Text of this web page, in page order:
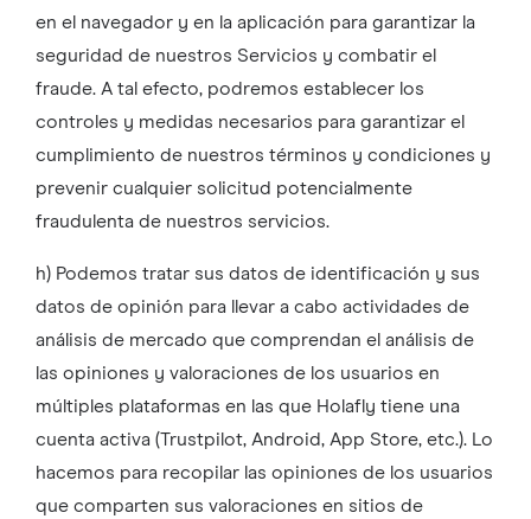
en el navegador y en la aplicación para garantizar la
seguridad de nuestros Servicios y combatir el
fraude. A tal efecto, podremos establecer los
controles y medidas necesarios para garantizar el
cumplimiento de nuestros términos y condiciones y
prevenir cualquier solicitud potencialmente
fraudulenta de nuestros servicios.
h) Podemos tratar sus datos de identificación y sus
datos de opinión para llevar a cabo actividades de
análisis de mercado que comprendan el análisis de
las opiniones y valoraciones de los usuarios en
múltiples plataformas en las que Holafly tiene una
cuenta activa (Trustpilot, Android, App Store, etc.). Lo
hacemos para recopilar las opiniones de los usuarios
que comparten sus valoraciones en sitios de